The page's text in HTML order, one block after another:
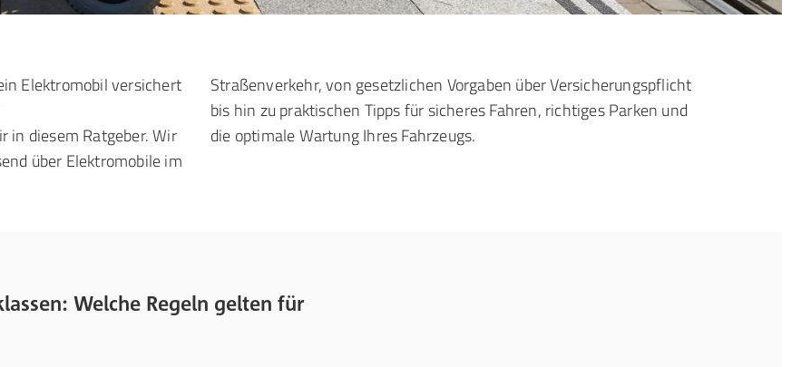
Elektromobil versichert
in diesem Ratgeber. Wir
über Elektromobile im
Straßenverkehr, von gesetzlichen Vorgaben über Versicherungspflicht
bis hin zu praktischen Tipps für sicheres Fahren, richtiges Parken und
die optimale Wartung Ihres Fahrzeugs.
Welche Regeln gelten für